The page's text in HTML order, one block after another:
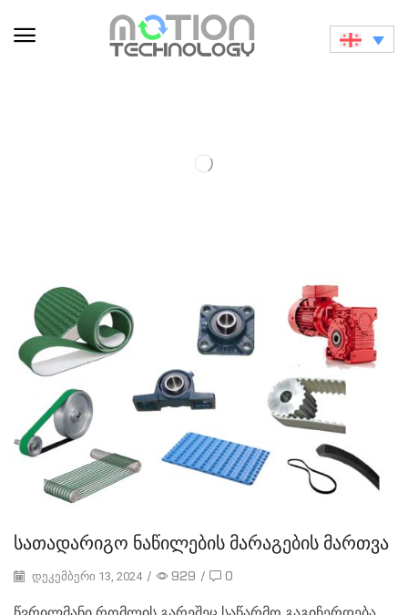
სათადარიგო ნაწილების მარაგების მართვა
დეკემბერი 13, 2024 / 929 / 0